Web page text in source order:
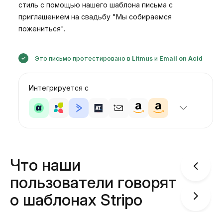
стиль с помощью нашего шаблона письма с
приглашением на свадьбу "Мы собираемся
пожениться".
Это письмо протестировано в Litmus и Email on Acid
Интегрируется с
Что наши
пользователи говорят
о шаблонах Stripo